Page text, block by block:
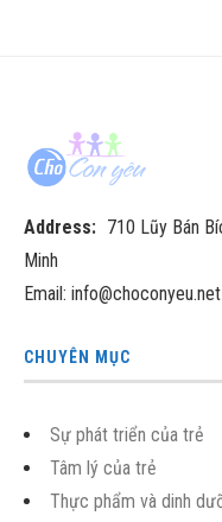
Address: 710 Lũy Bán
Minh
Email: info@choconyeu.net
CHUYÊN MỤC
Sự phát triển của trẻ
Tâm lý của trẻ
Thực phẩm và dinh